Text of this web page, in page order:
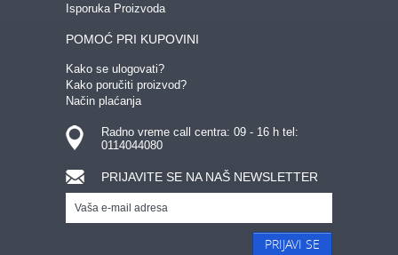
Isporuka Proizvoda
POMOĆ PRI KUPOVINI
Kako se ulogovati?
Kako poručiti proizvod?
Način plaćanja
Radno vreme call centra: 09 - 16 h tel:
0114044080
PRIJAVITE SE NA NAŠ NEWSLETTER
PRIJAVI SE